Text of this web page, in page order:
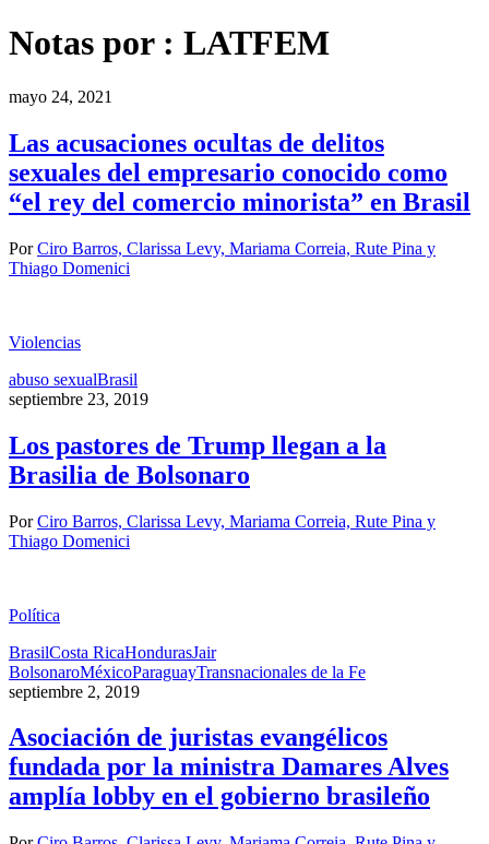
Notas por : LATFEM
mayo 24, 2021
Las acusaciones ocultas de delitos
sexuales del empresario conocido como
“el rey del comercio minorista” en Brasil
PorCiro Barros, Clarissa Levy, Mariama Correia, Rute Pina y
Thiago Domenici
Violencias
abuso sexualBrasil
septiembre 23, 2019
Los pastores de Trump llegan a la
Brasilia de Bolsonaro
PorCiro Barros, Clarissa Levy, Mariama Correia, Rute Pina y
Thiago Domenici
Política
BrasilCosta RicaHondurasJair
BolsonaroMéxicoParaguayTransnacionales de la Fe
septiembre 2, 2019
Asociación de juristas evangélicos
fundada por la ministra Damares Alves
amplía lobby en el gobierno brasileño